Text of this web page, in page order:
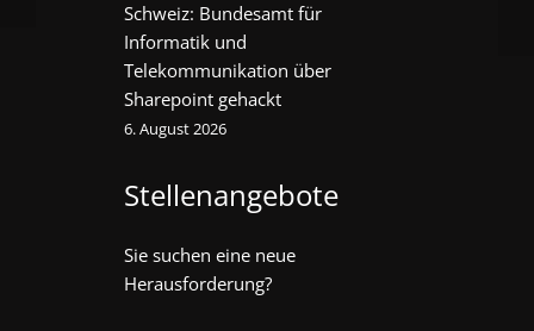
Schweiz: Bundesamt für
Informatik und
Telekommunikation über
Sharepoint gehackt
6. August 2026
Stellenangebote
Sie suchen eine neue
Herausforderung?